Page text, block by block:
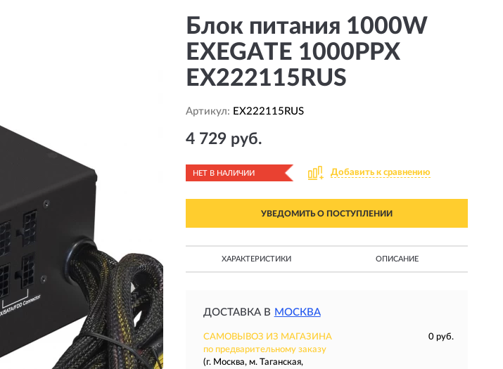
Блок питания 1000W
EXEGATE 1000PPX
EX222115RUS
Артикул: EX222115RUS
4 729 руб.
НЕТ В НАЛИЧИИ Добавить к сравнению
УВЕДОМИТЬ О ПОСТУПЛЕНИИ
ХАРАКТЕРИСТИКИ ОПИСАНИЕ
ДОСТАВКА В МОСКВА
САМОВЫВОЗ ИЗ МАГАЗИНА
0 руб.
по предварительному заказу
(г. Москва, м. Таганская,